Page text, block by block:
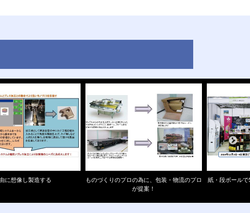
に想像し製造する
ものづくりのプロの為に、包装・物流のプロ
が提案！
紙・段ボール